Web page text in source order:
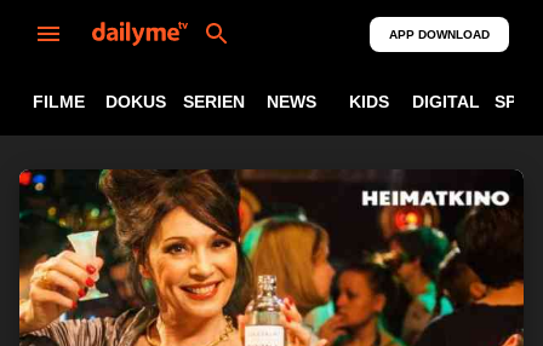
APP DOWNLOAD
FILME DOKUS SERIEN NEWS KIDS DIGITAL